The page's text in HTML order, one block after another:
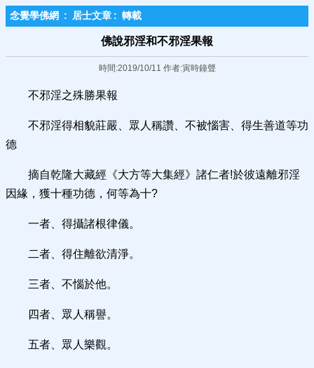
念覺學佛網 : 居士文章 : 轉載
佛說邪淫和不邪淫果報
時間:2019/10/11 作者:寅時鐘聲
不邪淫之殊勝果報
不邪淫得相貌莊嚴、眾人稱讚、不被惱害、得生善道等功
德
摘自乾隆大藏經《大方等大集經》諸仁者!於彼遠離邪淫
因緣，獲十種功德，何等為十?
一者、得攝諸根律儀。
二者、得住離欲清淨。
三者、不惱於他。
四者、眾人稱譽。
五者、眾人樂觀。